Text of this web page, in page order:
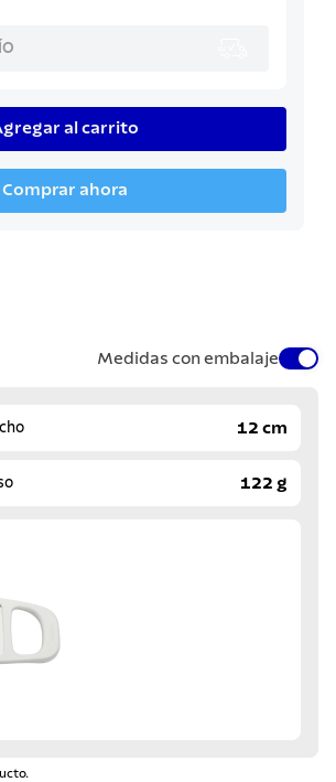
al carrito
Comprar ahora
Medidas con embalaje
12 cm
122 g